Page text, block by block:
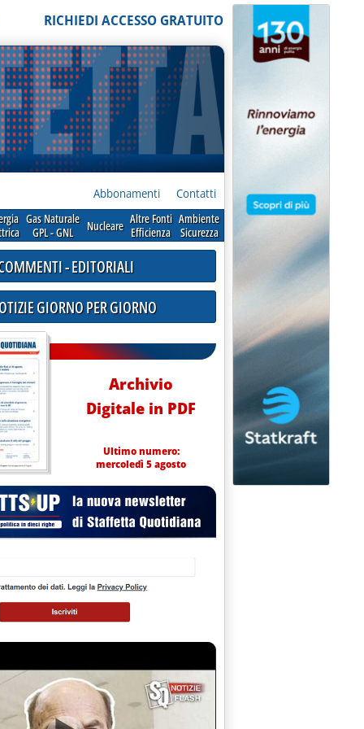
RICHIEDI ACCESSO GRATUITO
Abbonamenti Contatti
Gas Naturale
GPL - GNL
Nucleare Altre Fonti
Efficienza
Ambiente
Sicurezza
2010
- EDITORIALI
GIORNO PER GIORNO
Archivio
Digitale in PDF
Ultimo numero:
mercoledì 5 agosto